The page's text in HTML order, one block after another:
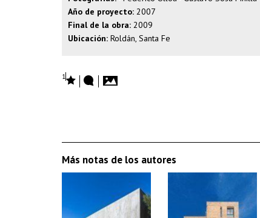
Año de proyecto: 2007
Final de la obra: 2009
Ubicación: Roldán, Santa Fe
1
Más notas de los autores